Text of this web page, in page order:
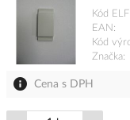
Kód
EAN
Kód
Značka
Cena s DPH